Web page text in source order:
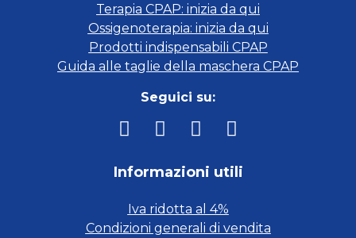
Terapia CPAP: inizia da qui
Ossigenoterapia: inizia da qui
Prodotti indispensabili CPAP
Guida alle taglie della maschera CPAP
Seguici su:
Informazioni utili
Iva ridotta al 4%
Condizioni generali di vendita